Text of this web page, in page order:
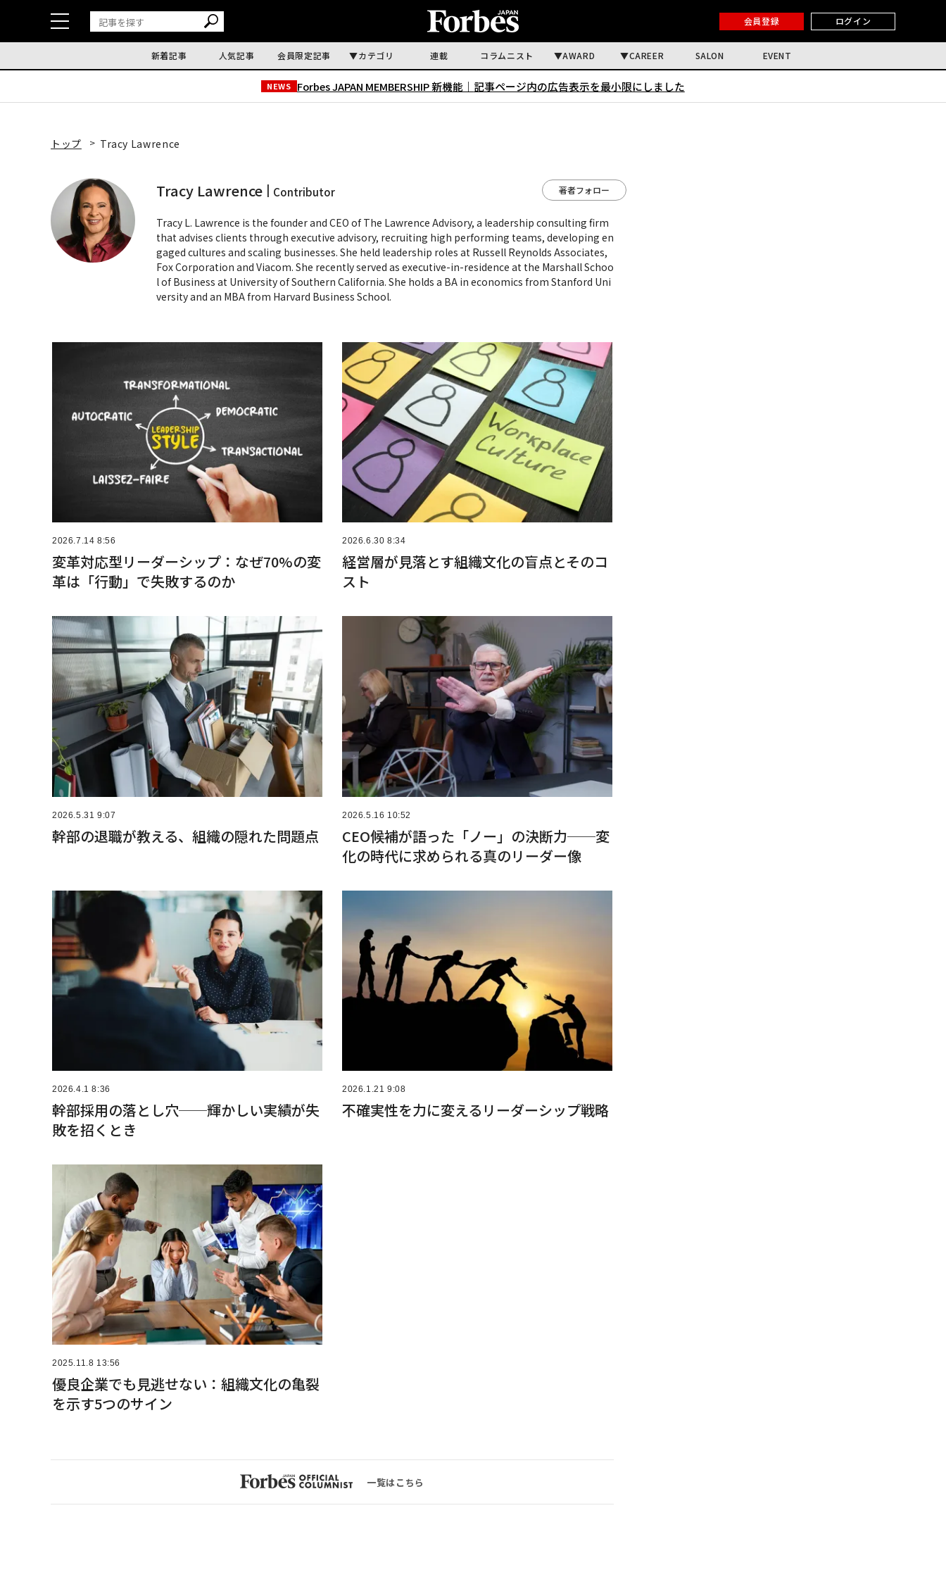
会員登録 ログイン
新着記事 人気記事 会員限定記事 カテゴリ 連載 コラムニスト AWARD CAREER SALON EVENT
NEWS Forbes JAPAN MEMBERSHIP 新機能｜ 記事ページ内の広告表示を最小限にしました
トップ Tracy Lawrence
Tracy Lawrence Contributor 著者フォロー
Tracy L. Lawrence is the founder and CEO of The Lawrence Advisory, a leadership consulting firm
that advises clients through executive advisory, recruiting high performing teams, developing en
gaged cultures and scaling businesses. She held leadership roles at Russell Reynolds Associates,
Fox Corporation and Viacom. She recently served as executive-in-residence at the Marshall Schoo
l of Business at University of Southern California. She holds a BA in economics from Stanford Uni
versity and an MBA from Harvard Business School.
2026.7.14 8:56
変革対応型リーダーシップ：なぜ70%の変
革は「行動」で失敗するのか
2026.6.30 8:34
経営層が見落とす組織文化の盲点とそのコ
スト
2026.5.31 9:07
幹部の退職が教える、組織の隠れた問題点
2026.5.16 10:52
CEO候補が語った「ノー」の決断力──変
化の時代に求められる真のリーダー像
2026.4.1 8:36
幹部採用の落とし穴──輝かしい実績が失
敗を招くとき
2026.1.21 9:08
不確実性を力に変えるリーダーシップ戦略
2025.11.8 13:56
優良企業でも見逃せない：組織文化の亀裂
を示す5つのサイン
一覧はこちら